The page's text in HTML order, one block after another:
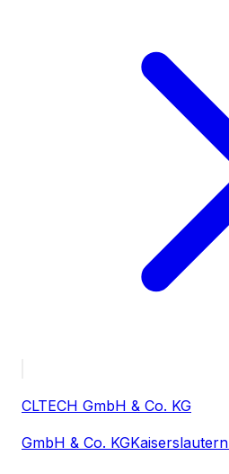
CLTECH GmbH & Co. KG
GmbH & Co. KGKaiserslautern